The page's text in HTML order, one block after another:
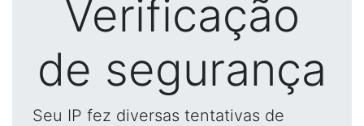
Verificação
de segurança
Seu IP fez diversas tentativas de